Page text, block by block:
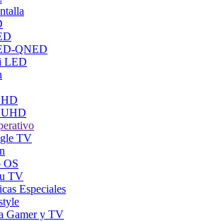
QNED
LED
TV
OS
TV
Especiales
Gamer y TV